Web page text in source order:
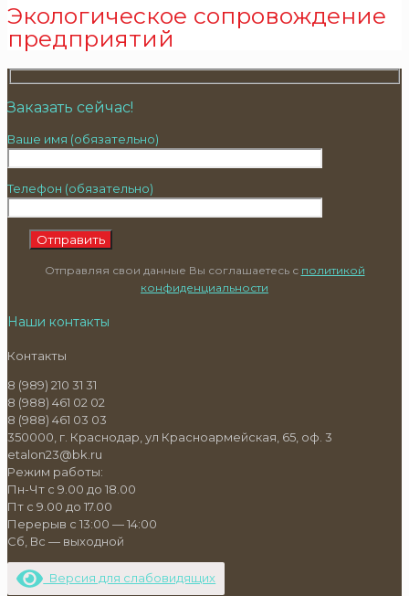
Экологическое сопровождение
предприятий
Заказать сейчас!
Ваше имя (обязательно)
Телефон (обязательно)
Отправляя свои данные Вы соглашаетесь с политикой
конфиденциальности
Наши контакты
Контакты
8 (989) 210 31 31
8 (988) 461 02 02
8 (988) 461 03 03
350000, г. Краснодар, ул Красноармейская, 65, оф. 3
etalon23@bk.ru
Режим работы:
Пн-Чт с 9.00 до 18.00
Пт с 9.00 до 17.00
Перерыв с 13:00 — 14:00
Сб, Вс — выходной
Версия для слабовидящих